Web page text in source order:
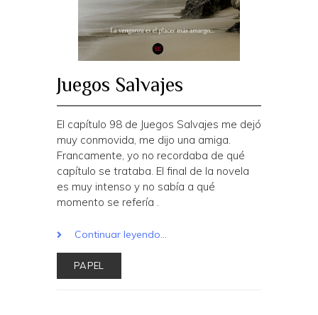
Juegos Salvajes
El capítulo 98 de Juegos Salvajes me dejó
muy conmovida, me dijo una amiga.
Francamente, yo no recordaba de qué
capítulo se trataba. El final de la novela
es muy intenso y no sabía a qué
momento se refería .
Continuar leyendo...
PAPEL